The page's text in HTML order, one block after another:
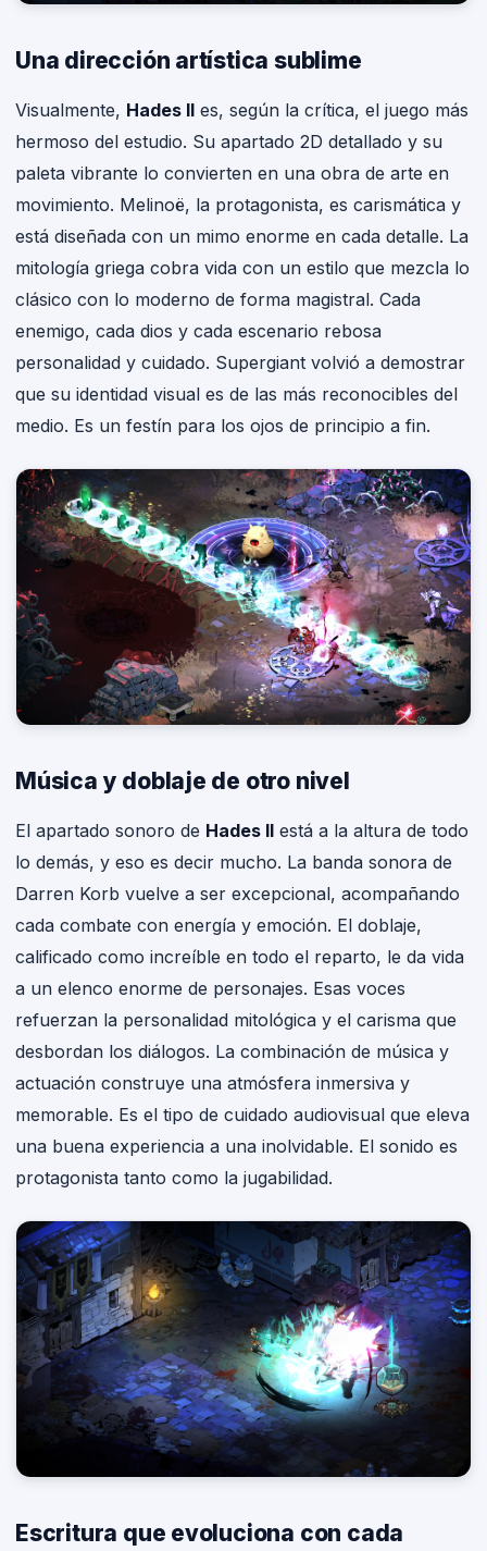
Una dirección artística sublime
Visualmente, Hades II es, según la crítica, el juego más
hermoso del estudio. Su apartado 2D detallado y su
paleta vibrante lo convierten en una obra de arte en
movimiento. Melinoë, la protagonista, es carismática y
está diseñada con un mimo enorme en cada detalle. La
mitología griega cobra vida con un estilo que mezcla lo
clásico con lo moderno de forma magistral. Cada
enemigo, cada dios y cada escenario rebosa
personalidad y cuidado. Supergiant volvió a demostrar
que su identidad visual es de las más reconocibles del
medio. Es un festín para los ojos de principio a fin.
Música y doblaje de otro nivel
El apartado sonoro de Hades II está a la altura de todo
lo demás, y eso es decir mucho. La banda sonora de
Darren Korb vuelve a ser excepcional, acompañando
cada combate con energía y emoción. El doblaje,
calificado como increíble en todo el reparto, le da vida
a un elenco enorme de personajes. Esas voces
refuerzan la personalidad mitológica y el carisma que
desbordan los diálogos. La combinación de música y
actuación construye una atmósfera inmersiva y
memorable. Es el tipo de cuidado audiovisual que eleva
una buena experiencia a una inolvidable. El sonido es
protagonista tanto como la jugabilidad.
Escritura que evoluciona con cada